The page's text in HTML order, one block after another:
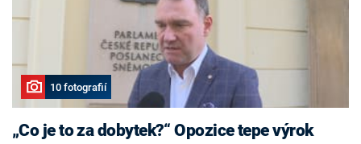
10 fotografií
„Co je to za dobytek?“ Opozice tepe výrok